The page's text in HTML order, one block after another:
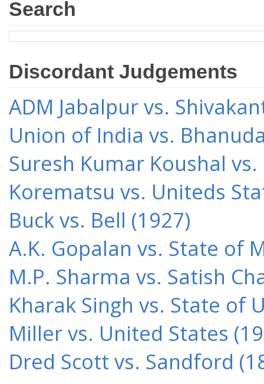
Search
Discordant Judgements
ADM Jabalpur vs.
Union of India vs.
Suresh Kumar Koushal
Korematsu vs. Uniteds
Buck vs. Bell (1927)
A.K. Gopalan vs. State of
M.P. Sharma vs. Satish
Kharak Singh vs. State of
Miller vs. United States
Dred Scott vs. Sandford